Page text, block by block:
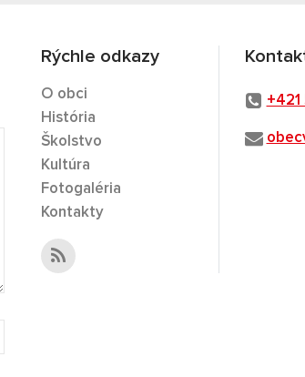
Rýchle odkazy
O obci
História
Školstvo
Kultúra
Fotogaléria
Kontakty